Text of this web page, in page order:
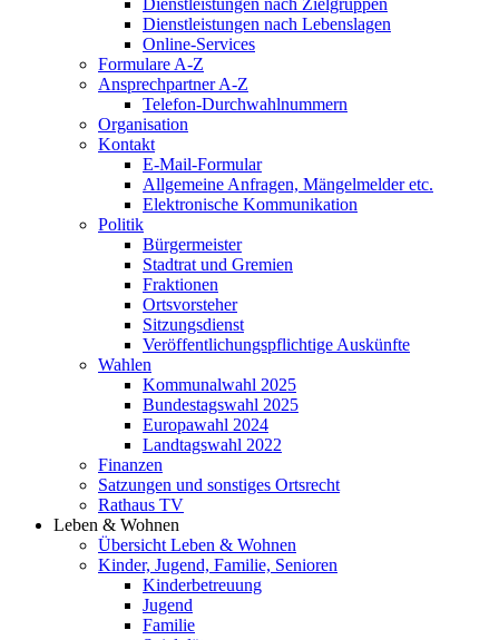
Dienstleistungen nach Lebenslagen
Online-Services
Formulare A-Z
Ansprechpartner A-Z
Telefon-Durchwahlnummern
Organisation
Kontakt
E-Mail-Formular
Allgemeine Anfragen, Mängelmelder etc.
Elektronische Kommunikation
Politik
Bürgermeister
Stadtrat und Gremien
Fraktionen
Ortsvorsteher
Sitzungsdienst
Veröffentlichungspflichtige Auskünfte
Wahlen
Kommunalwahl 2025
Bundestagswahl 2025
Europawahl 2024
Landtagswahl 2022
Finanzen
Satzungen und sonstiges Ortsrecht
Rathaus TV
Leben & Wohnen
Übersicht Leben & Wohnen
Kinder, Jugend, Familie, Senioren
Kinderbetreuung
Jugend
Familie